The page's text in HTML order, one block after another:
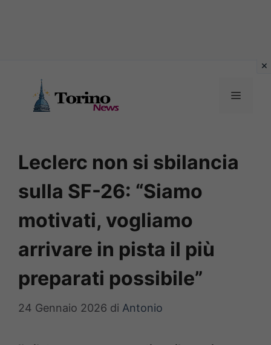
contenuto
MENU
Leclerc non si sbilancia
sulla SF-26: “Siamo
motivati, vogliamo
arrivare in pista il più
preparati possibile”
24 Gennaio 2026 di Antonio